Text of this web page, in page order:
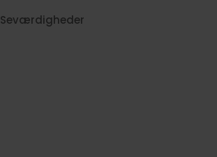
Seværdigheder